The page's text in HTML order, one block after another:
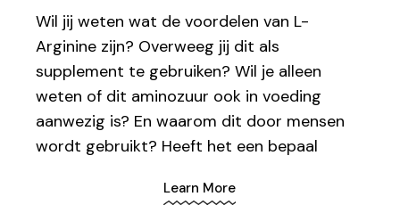
Wil jij weten wat de voordelen van L-
Arginine zijn? Overweeg jij dit als
supplement te gebruiken? Wil je alleen
weten of dit aminozuur ook in voeding
aanwezig is? En waarom dit door mensen
wordt gebruikt? Heeft het een bepaal
Learn More